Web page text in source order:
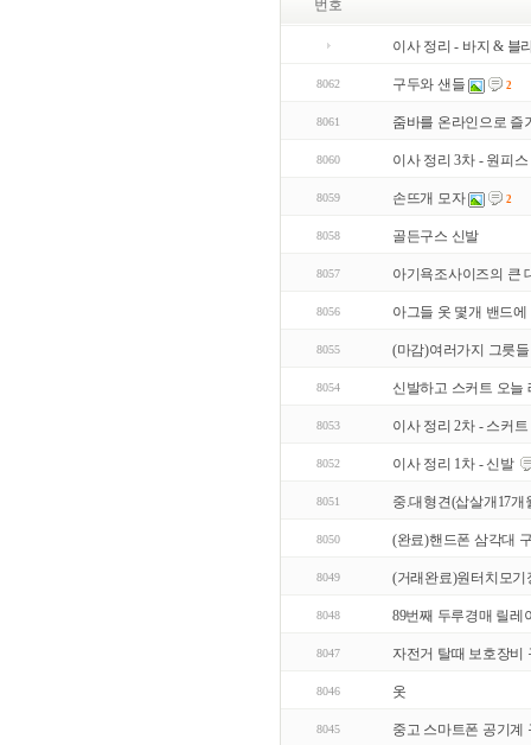
번호
이사 정리 - 바지 & 블
8062 구두와 샌들 2
8061 줌바를 온라인으로 즐
8060 이사 정리 3차 - 원피스
8059 손뜨개 모자 2
8058 골든구스 신발
8057 아기욕조사이즈의 큰
8056 아그들 옷 몇개 밴드
8055 (마감)여러가지 그릇들
8054 신발하고 스커트 오늘
8053 이사 정리 2차 - 스커트
8052 이사 정리 1차 - 신발
8051 중.대형견(삽살개17개
8050 (완료)핸드폰 삼각대
8049 (거래완료)원터치모기
8048 89번째 두루경매 릴레
8047 자전거 탈때 보호장비
8046 옷
8045 중고 스마트폰 공기계